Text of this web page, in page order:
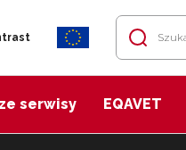
serwisy EQAVET